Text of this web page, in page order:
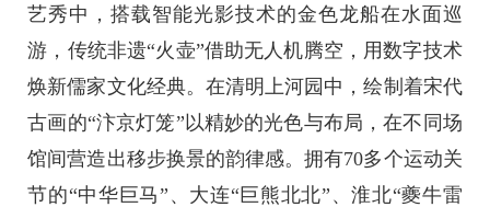
艺秀中，搭载智能光影技术的金色龙船在水面巡
游，传统非遗“火壶”借助无人机腾空，用数字技术
焕新儒家文化经典。在清明上河园中，绘制着宋代
古画的“汴京灯笼”以精妙的光色与布局，在不同场
馆间营造出移步换景的韵律感。拥有70多个运动关
节的“中华巨马”、大连“巨熊北北”、淮北“夔牛雷